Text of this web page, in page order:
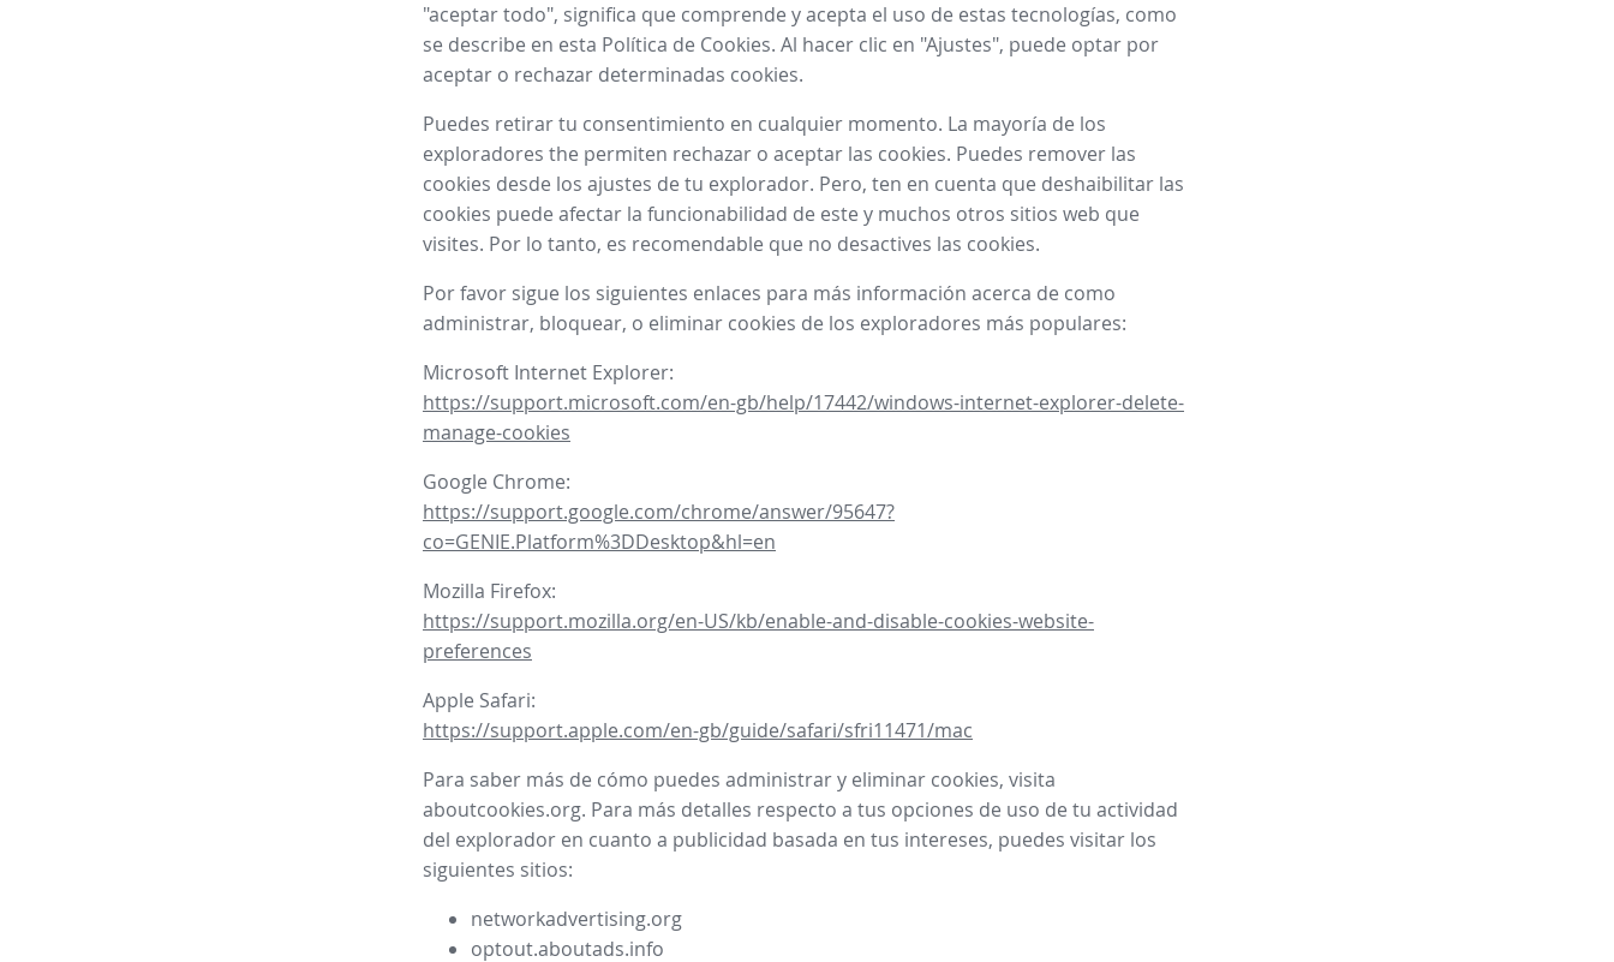
"aceptar todo", significa que comprende y acepta el uso de estas tecnologías, como
se describe en esta Política de Cookies. Al hacer clic en "Ajustes", puede optar por
aceptar o rechazar determinadas cookies.
Puedes retirar tu consentimiento en cualquier momento. La mayoría de los
exploradores the permiten rechazar o aceptar las cookies. Puedes remover las
cookies desde los ajustes de tu explorador. Pero, ten en cuenta que deshaibilitar las
cookies puede afectar la funcionabilidad de este y muchos otros sitios web que
visites. Por lo tanto, es recomendable que no desactives las cookies.
Por favor sigue los siguientes enlaces para más información acerca de como
administrar, bloquear, o eliminar cookies de los exploradores más populares:
Microsoft Internet Explorer:
https://support.microsoft.com/en-gb/help/17442/windows-internet-explorer-delete-
manage-cookies
Google Chrome:
https://support.google.com/chrome/answer/95647?
co=GENIE.Platform%3DDesktop&hl=en
Mozilla Firefox:
https://support.mozilla.org/en-US/kb/enable-and-disable-cookies-website-
preferences
Apple Safari:
https://support.apple.com/en-gb/guide/safari/sfri11471/mac
Para saber más de cómo puedes administrar y eliminar cookies, visita
aboutcookies.org. Para más detalles respecto a tus opciones de uso de tu actividad
del explorador en cuanto a publicidad basada en tus intereses, puedes visitar los
siguientes sitios:
networkadvertising.org
optout.aboutads.info